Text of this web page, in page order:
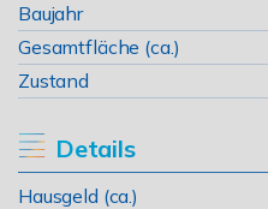
Baujahr
Gesamtfläche (ca.)
Zustand
Details
Hausgeld (ca.)